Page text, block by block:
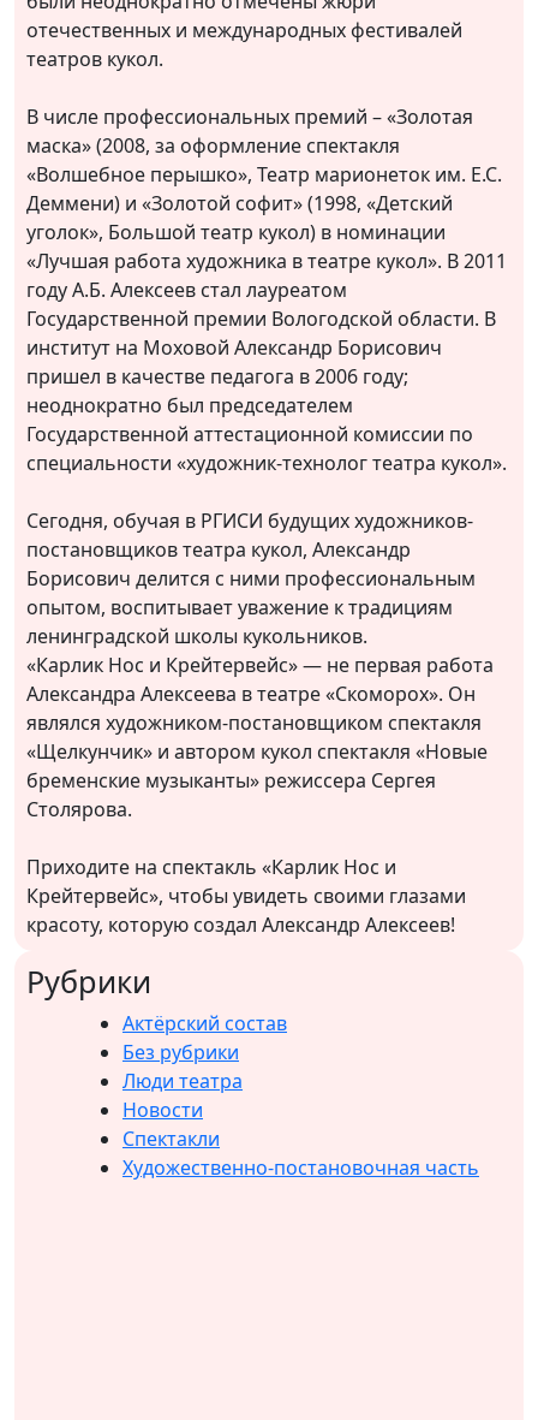
отечественных и международных фестивалей
театров кукол.
В числе профессиональных премий – «Золотая
маска» (2008, за оформление спектакля
«Волшебное перышко», Театр марионеток им. Е.С.
Деммени) и «Золотой софит» (1998, «Детский
уголок», Большой театр кукол) в номинации
«Лучшая работа художника в театре кукол». В 2011
году А.Б. Алексеев стал лауреатом
Государственной премии Вологодской области. В
институт на Моховой Александр Борисович
пришел в качестве педагога в 2006 году;
неоднократно был председателем
Государственной аттестационной комиссии по
специальности «художник-технолог театра кукол».
Сегодня, обучая в РГИСИ будущих художников-
постановщиков театра кукол, Александр
Борисович делится с ними профессиональным
опытом, воспитывает уважение к традициям
ленинградской школы кукольников.
«Карлик Нос и Крейтервейс» — не первая работа
Александра Алексеева в театре «Скоморох». Он
являлся художником-постановщиком спектакля
«Щелкунчик» и автором кукол спектакля «Новые
бременские музыканты» режиссера Сергея
Столярова.
Приходите на спектакль «Карлик Нос и
Крейтервейс», чтобы увидеть своими глазами
красоту, которую создал Александр Алексеев!
Рубрики
Актёрский состав
Без рубрики
Люди театра
Новости
Спектакли
Художественно-постановочная часть